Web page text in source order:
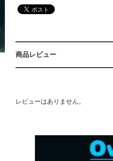
商品レビュー
レビューはありません。